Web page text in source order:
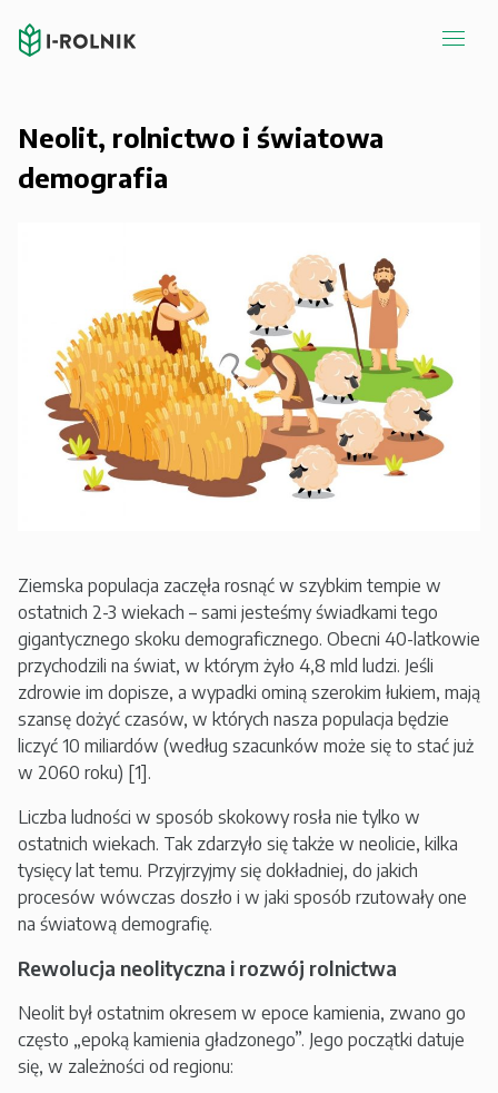
Neolit, rolnictwo i światowa
demografia
Ziemska populacja zaczęła rosnąć w szybkim tempie w
ostatnich 2-3 wiekach – sami jesteśmy świadkami tego
gigantycznego skoku demograficznego. Obecni 40-latkowie
przychodzili na świat, w którym żyło 4,8 mld ludzi. Jeśli
zdrowie im dopisze, a wypadki ominą szerokim łukiem, mają
szansę dożyć czasów, w których nasza populacja będzie
liczyć 10 miliardów (według szacunków może się to stać już
w 2060 roku) [1].
Liczba ludności w sposób skokowy rosła nie tylko w
ostatnich wiekach. Tak zdarzyło się także w neolicie, kilka
tysięcy lat temu. Przyjrzyjmy się dokładniej, do jakich
procesów wówczas doszło i w jaki sposób rzutowały one
na światową demografię.
Rewolucja neolityczna i rozwój rolnictwa
Neolit był ostatnim okresem w epoce kamienia, zwano go
często „epoką kamienia gładzonego”. Jego początki datuje
się, w zależności od regionu: